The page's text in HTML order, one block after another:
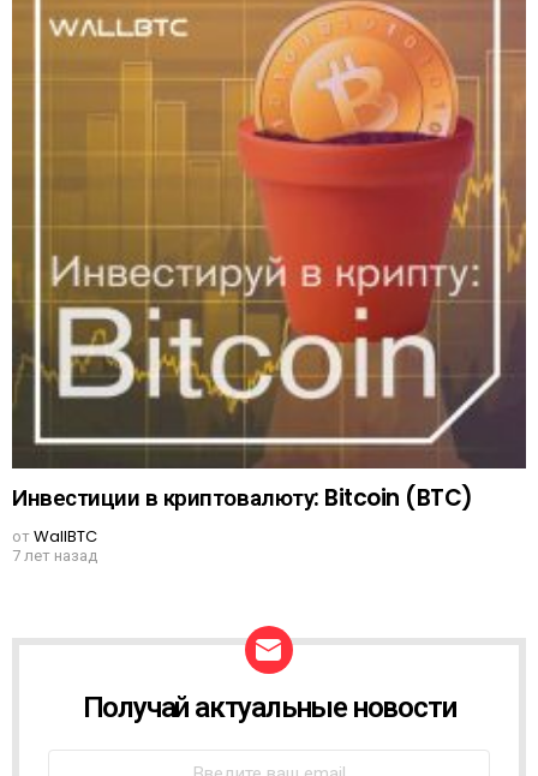
Инвестиции в криптовалюту: Bitcoin (BTC)
отWallBTC
7 лет назад
W
Получай актуальные новости